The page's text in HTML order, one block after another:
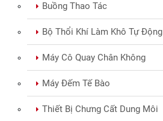
Buồng Thao Tác
Bộ Thổi Khí Làm Khô Tự Động
Máy Cô Quay Chân Không
Máy Đếm Tế Bào
Thiết Bị Chưng Cất Dung Môi